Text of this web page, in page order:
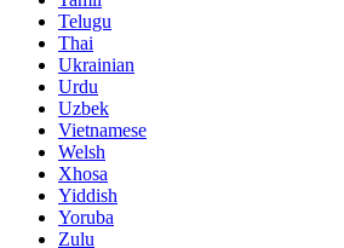
Telugu
Thai
Ukrainian
Urdu
Uzbek
Vietnamese
Welsh
Xhosa
Yiddish
Yoruba
Zulu